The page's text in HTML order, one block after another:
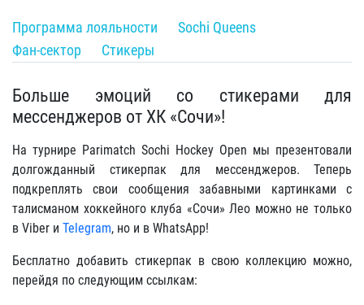
Программа лояльности
Sochi Queens
Фан-сектор
Стикеры
Больше эмоций со стикерами для
мессенджеров от ХК «Сочи»!
На турнире Parimatch Sochi Hockey Open мы презентовали
долгожданный стикерпак для мессенджеров. Теперь
подкреплять свои сообщения забавными картинками с
талисманом хоккейного клуба «Сочи» Лео можно не только
в Viber и Telegram, но и в WhatsApp!
Бесплатно добавить стикерпак в свою коллекцию можно,
перейдя по следующим ссылкам: